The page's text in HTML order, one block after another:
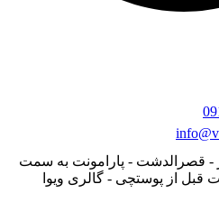
- قصرالدشت - پارامونت به سمت
از پوستچی - گالری ویوا